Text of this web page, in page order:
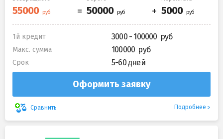
1й кредит 3000 - 100000
Макс. сумма 100000
Срок 5-60 дней
Оформить заявку
Сравнить Подробнее